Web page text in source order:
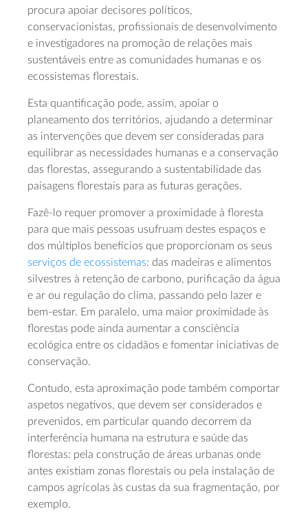
procura apoiar decisores políticos,
conservacionistas, profissionais de desenvolvimento
e investigadores na promoção de relações mais
sustentáveis entre as comunidades humanas e os
ecossistemas florestais.
Esta quantificação pode, assim, apoiar o
planeamento dos territórios, ajudando a determinar
as intervenções que devem ser consideradas para
equilibrar as necessidades humanas e a conservação
das florestas, assegurando a sustentabilidade das
paisagens florestais para as futuras gerações.
Fazê-lo requer promover a proximidade à floresta
para que mais pessoas usufruam destes espaços e
dos múltiplos benefícios que proporcionam os seus
serviços de ecossistemas: das madeiras e alimentos
silvestres à retenção de carbono, purificação da água
e ar ou regulação do clima, passando pelo lazer e
bem-estar. Em paralelo, uma maior proximidade às
florestas pode ainda aumentar a consciência
ecológica entre os cidadãos e fomentar iniciativas de
conservação.
Contudo, esta aproximação pode também comportar
aspetos negativos, que devem ser considerados e
prevenidos, em particular quando decorrem da
interferência humana na estrutura e saúde das
florestas: pela construção de áreas urbanas onde
antes existiam zonas florestais ou pela instalação de
campos agrícolas às custas da sua fragmentação, por
exemplo.